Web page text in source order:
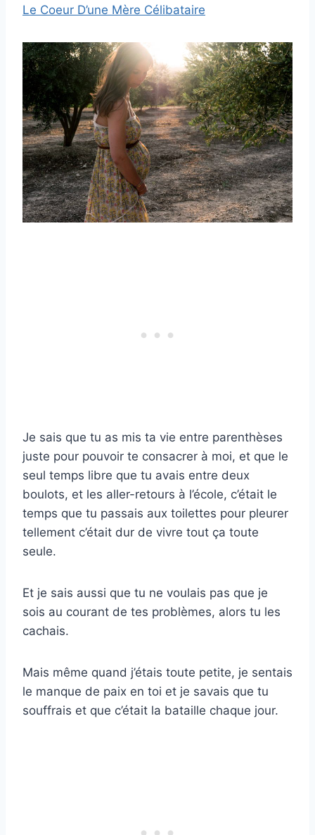
Le Coeur D’une Mère Célibataire
Je sais que tu as mis ta vie entre parenthèses
juste pour pouvoir te consacrer à moi, et que le
seul temps libre que tu avais entre deux
boulots, et les aller-retours à l’école, c’était le
temps que tu passais aux toilettes pour pleurer
tellement c’était dur de vivre tout ça toute
seule.
Et je sais aussi que tu ne voulais pas que je
sois au courant de tes problèmes, alors tu les
cachais.
Mais même quand j’étais toute petite, je sentais
le manque de paix en toi et je savais que tu
souffrais et que c’était la bataille chaque jour.